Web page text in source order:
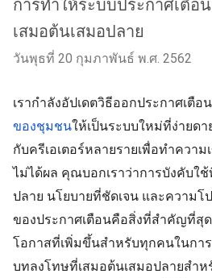
การทำให้ระบบประกาศเตือ
เสมอต้นเสมอปลาย
วันพุธที่ 20 กุมภาพันธ์ พ.ศ. 2562
เรากำลังอัปเดตวิธีออกประกาศเตือ
ของชุมชน ให้เป็นระบบใหม่ที่ง่ายด
กับครีเอเตอร์หลายรายเพื่อทำความ
ไม่ได้ผล คุณบอกเราว่าการบังคับใ
ปลาย นโยบายที่ชัดเจน และความโ
ของประกาศเตือนคือสิ่งที่สำคัญที่สุด
โอกาสที่เพิ่มขึ้นสำหรับทุกคนในกา
บทลงโทษที่เสมอต้นเสมอปลายสำห